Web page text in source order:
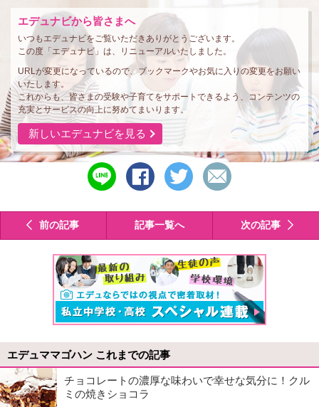
エデュナビから皆さまへ
いつもエデュナビをご覧いただきありがとうございます。
この度「エデュナビ」は、リニューアルいたしました。
URLが変更になっているので、ブックマークやお気に入りの変更をお願い
いたします。
これからも、皆さまの受験や子育てをサポートできるよう、コンテンツの
充実とサービスの向上に努めてまいります。
新しいエデュナビを見る
line
で
る
シ
ェ
す
る
ツ
イ
ト
す
る
メ
ー
で
る
前の記事 記事一覧へ 次の記事
エデュママゴハン これまでの記事
チョコレートの濃厚な味わいで幸せな気分に！クル
ミの焼きショコラ